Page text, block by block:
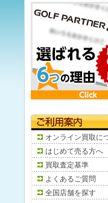
オンライン買取に
はじめて売る方へ
買取査定基準
よくあるご質問
全国店舗を探す